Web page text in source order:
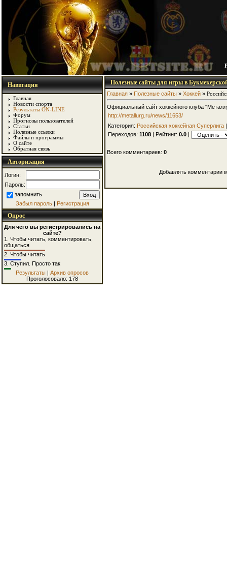
Навигация
Главная
Новости спорта
Результаты ON-LINE
Форум
Прогнозы пользователей
Статьи
Полезные ссылки
Файлы и программы
О сайте
Обратная связь
Авторизация
Логин:
Пароль:
запомнить
Забыл пароль| Регистрация
Опрос
Для чего вы регистрировались на
сайте?
1. Чтобы читать, комментировать,
общаться
2. Чтобы читать
3. Ступил. Просто так
Результаты | Архив опросов
Проголосовало: 178
Полезные сайты для игры в
Главная» Полезные сайты» Хоккей»
Официальный сайт хоккейного клуба
http://metallurg.ru/news/11653/
Категория: Российская хоккейная Суперлига|
Переходов: 1108| Рейтинг: 0.0|
Всего комментариев: 0
Добавлять комментарии